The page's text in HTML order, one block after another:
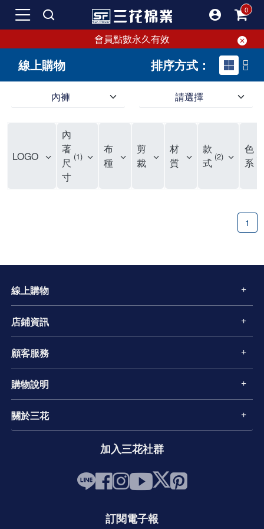
會員點數永久有效
線上購物 排序方式：
內褲 請選擇
LOGO
內
著
尺
寸
1
布
種
剪
裁
材
質
款
式 2
色
系
1
線上購物
店鋪資訊
顧客服務
購物說明
關於三花
加入三花社群
訂閱電子報